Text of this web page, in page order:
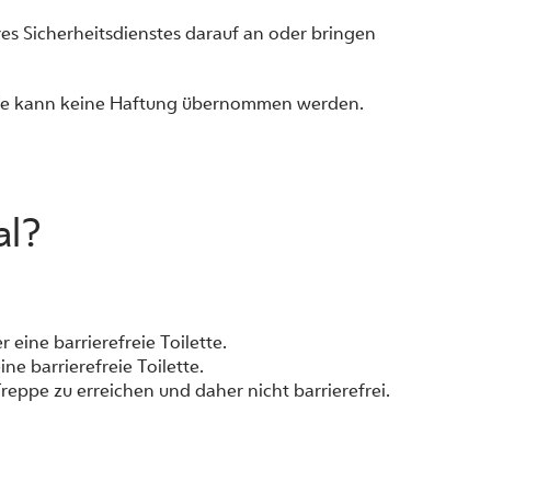
Sicherheitsdienstes darauf an oder bringen
kann keine Haftung übernommen werden.
eine barrierefreie Toilette.
barrierefreie Toilette.
zu erreichen und daher nicht barrierefrei.